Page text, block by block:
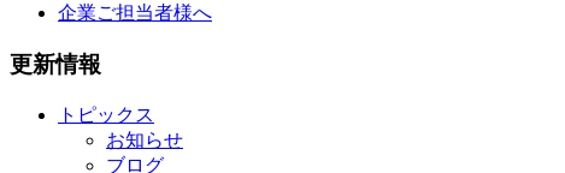
企業ご担当者様へ
更新情報
トピックス
お知らせ
ブログ